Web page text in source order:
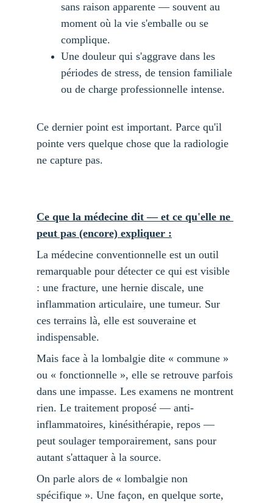
sans raison apparente — souvent au
moment où la vie s'emballe ou se
complique.
Une douleur qui s'aggrave dans les
périodes de stress, de tension familiale
ou de charge professionnelle intense.
Ce dernier point est important. Parce qu'il
pointe vers quelque chose que la radiologie
ne capture pas.
Ce que la médecine dit — et ce qu'elle ne
peut pas (encore) expliquer :
La médecine conventionnelle est un outil
remarquable pour détecter ce qui est visible
: une fracture, une hernie discale, une
inflammation articulaire, une tumeur. Sur
ces terrains là, elle est souveraine et
indispensable.
Mais face à la lombalgie dite « commune »
ou « fonctionnelle », elle se retrouve parfois
dans une impasse. Les examens ne montrent
rien. Le traitement proposé — anti-
inflammatoires, kinésithérapie, repos —
peut soulager temporairement, sans pour
autant s'attaquer à la source.
On parle alors de « lombalgie non
spécifique ». Une façon, en quelque sorte,